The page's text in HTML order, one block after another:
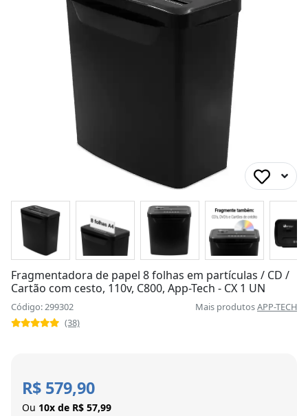
Fragmentadora de papel 8 folhas em partículas / CD /
Cartão com cesto, 110v, C800, App-Tech - CX 1 UN
Código: 299302 Mais produtosAPP-TECH
(38)
R$ 579,90
Ou 10x de R$ 57,99